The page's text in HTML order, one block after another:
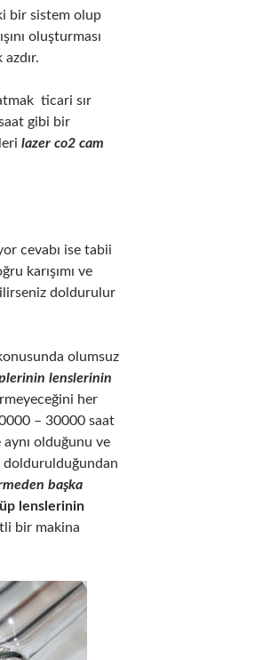
bir sistem olup
oluşturması
ticari sır
gibi bir
lazer co2 cam
cevabı ise tabii
karışımı ve
doldurulur
olumsuz
lenslerinin
her
– 30000 saat
olduğunu ve
doldurulduğundan
başka
lenslerinin
bir makina